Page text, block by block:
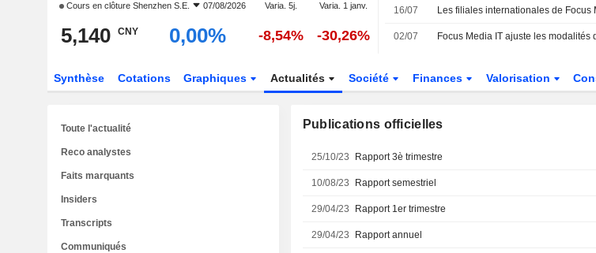
Cours en clôture Shenzhen S.E. 07/08/2026 Varia. 5j. Varia. 1 janv.
5,140 CNY 0,00% -8,54% -30,26%
16/07
02/07
Synthèse Cotations Graphiques Actualités Société Finances Valorisation
Publications officielles
25/10/23 Rapport 3è trimestre
10/08/23 Rapport semestriel
29/04/23 Rapport 1er trimestre
29/04/23 Rapport annuel
Toute l'actualité
Reco analystes
Faits marquants
Insiders
Transcripts
Communiqués